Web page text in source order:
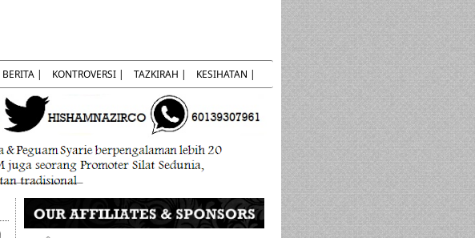
BERITA | KONTROVERSI | TAZKIRAH | KESIHATAN |